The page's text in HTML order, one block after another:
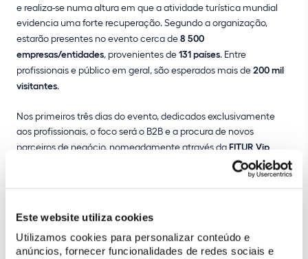
Este website utiliza cookies
Utilizamos cookies para personalizar conteúdo e
anúncios, fornecer funcionalidades de redes sociais e
e realiza-se numa altura em que a atividade turística mundial
evidencia uma forte recuperação. Segundo a organização,
estarão presentes no evento cerca de8 500
empresas/entidades, provenientes de131 países. Entre
profissionais e público em geral, são esperados mais de200 mil
visitantes.
Nos primeiros três dias do evento, dedicados exclusivamente
aos profissionais, o foco será o B2B e a procura de novos
parceiros de negócio, nomeadamente através daFITUR Vip
, que promove reuniões de negócios destinadas a
identificar necessidades, oferecer soluções e gerar acordos
comerciais.
Nos dias 21 e 22 de janeiro, a FITUR abre-se ao
constitui uma ótima oportunidade para divulgar a oferta da
empresa junto do mercado espanhol, um dos principais